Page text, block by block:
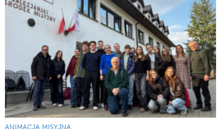
ANIMACJA MISYJNA